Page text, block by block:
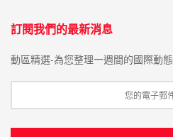
訂閱我們的最新消息
動區精選-為您整理一週間的國際動態